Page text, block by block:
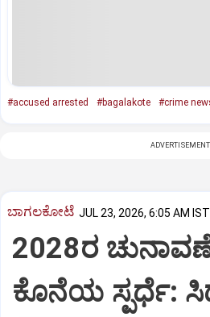
#accused arrested #bagalakote #crime
ADVERTISEMENT
ಬಾಗಲಕೋಟೆ JUL 23, 2026, 6:05 AM IST
2028ರ
ಕೊನೆಯ ಸ್ಪರ್ಧೆ: